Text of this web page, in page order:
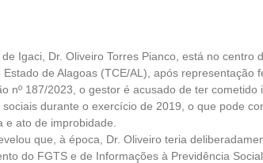
Igaci, Dr. Oliveiro Torres Pianco, está no
Estado de Alagoas (TCE/AL), após representação
nº 187/2023, o gestor é acusado de ter
sociais durante o exercício de 2019, o que pode
e ato de improbidade.
que, à época, Dr. Oliveiro teria
do FGTS e de Informações à Previdência